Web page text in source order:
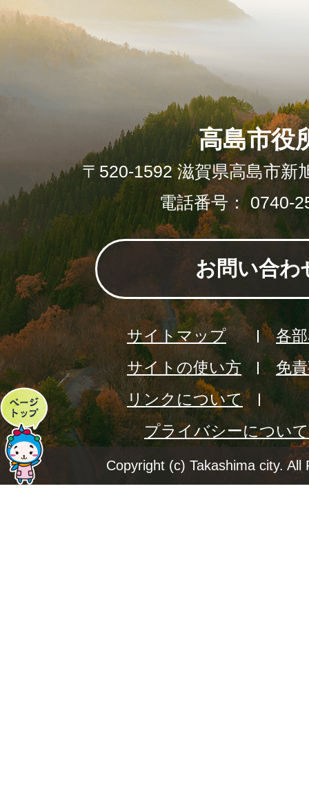
ペ
ー
ジ
高島市役
〒520-1592 滋賀県高島市新
電話番号： 0740-
お問い合わ
サイトマップ
各
サイトの使い方
免
リンクについて
プライバシーについて
Copyright (c) Takashima city. All